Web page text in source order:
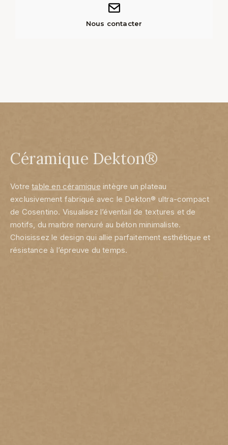
Nous contacter
Céramique Dekton®
Votretable en céramique intègre un plateau
exclusivement fabriqué avec le Dekton® ultra-compact
de Cosentino. Visualisez l’éventail de textures et de
motifs, du marbre nervuré au béton minimaliste.
Choisissez le design qui allie parfaitement esthétique et
résistance à l’épreuve du temps.